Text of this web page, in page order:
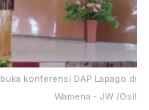
konferensi DAP Lapago di
Wamena - JW /Osil